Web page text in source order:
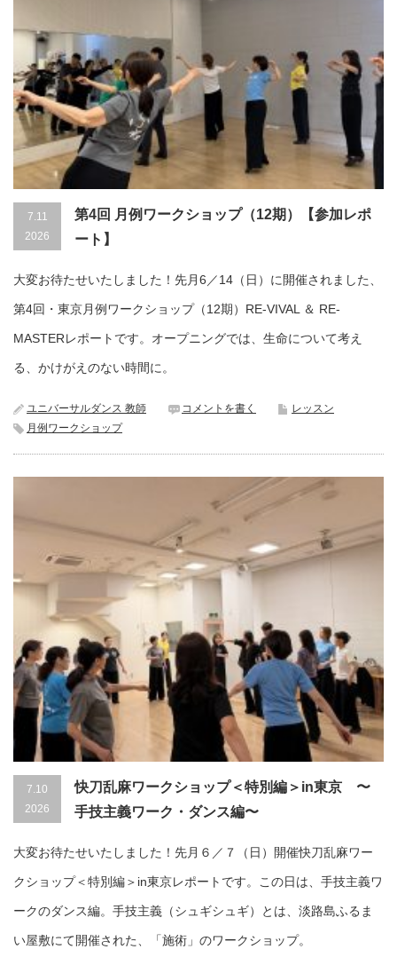
7.11
2026
第4回 月例ワークショップ（12期）【参加レポ
ート】
大変お待たせいたしました！先月6／14（日）に開催されました、
第4回・東京月例ワークショップ（12期）RE-VIVAL ＆ RE-
MASTERレポートです。オープニングでは、生命について考え
る、かけがえのない時間に。
ユニバーサルダンス 教師 コメントを書く
レッスン
月例ワークショップ
7.10
2026
快刀乱麻ワークショップ＜特別編＞in東京 〜
手技主義ワーク・ダンス編〜
大変お待たせいたしました！先月６／７（日）開催快刀乱麻ワー
クショップ＜特別編＞in東京レポートです。この日は、手技主義ワ
ークのダンス編。手技主義（シュギシュギ）とは、淡路島ふるま
い屋敷にて開催された、「施術」のワークショップ。